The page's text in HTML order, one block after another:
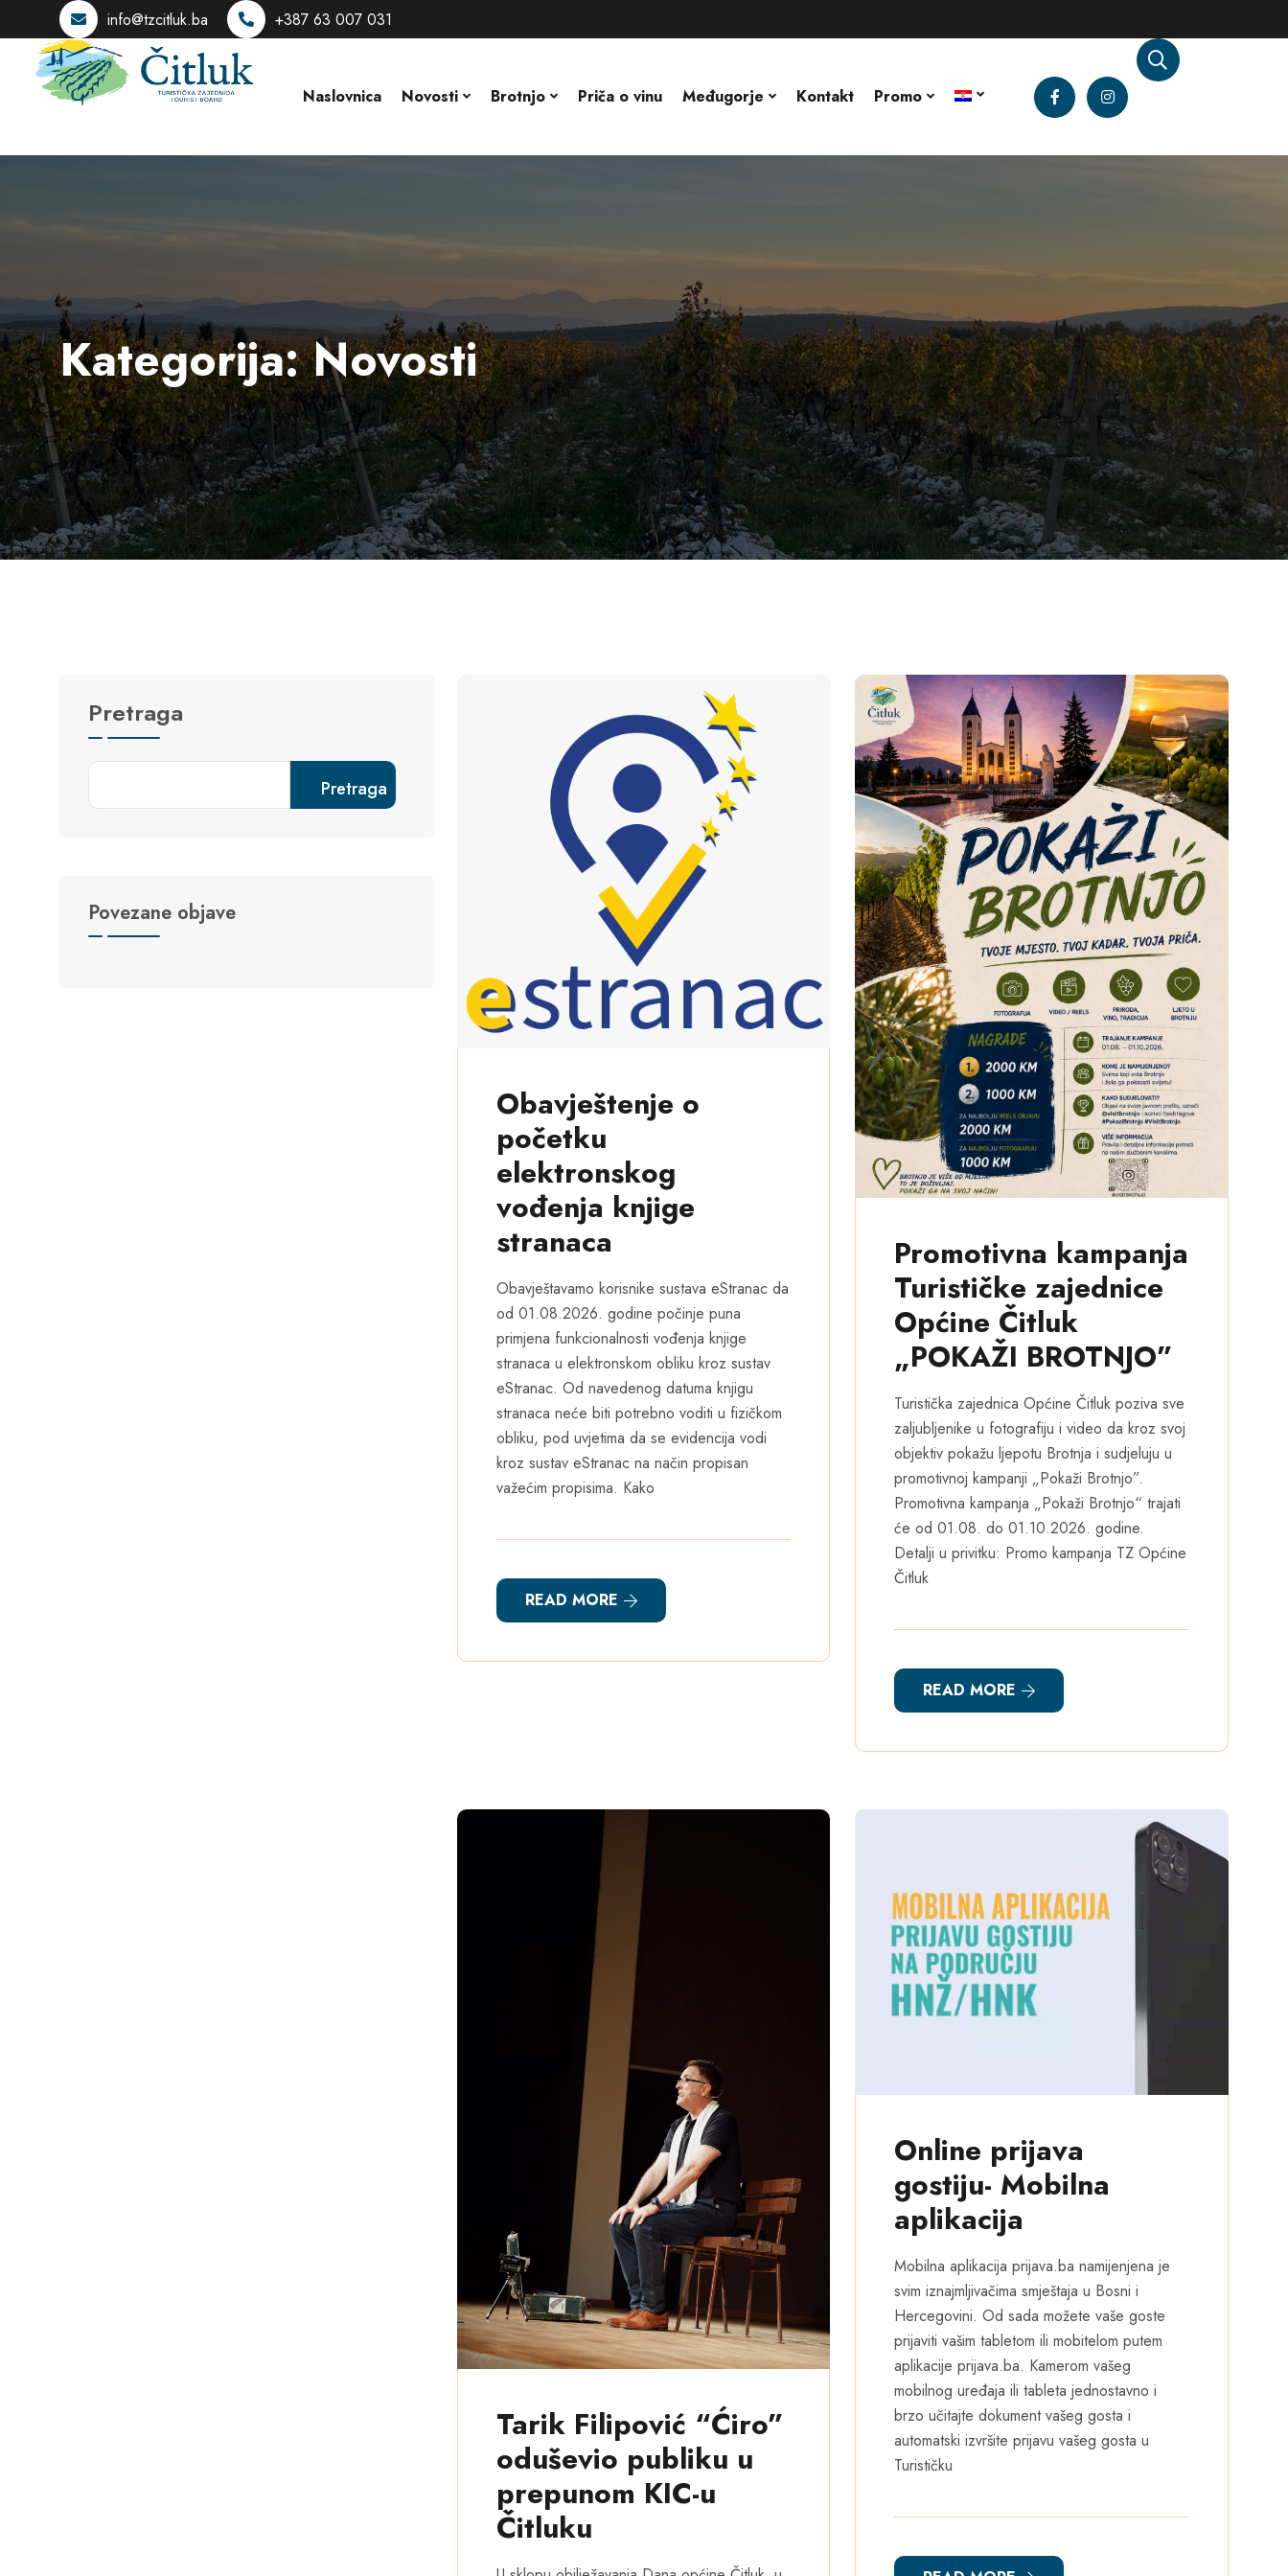
info@tzcitluk.ba +387 63 007 031
Naslovnica Novosti Brotnjo Priča o vinu Međugorje Kontakt Promo
Kategorija:Novosti
Obavještenje o
početku
elektronskog
vođenja knjige
stranaca
Obavještavamo korisnike sustava eStranac da
od 01.08.2026. godine počinje puna
primjena funkcionalnosti vođenja knjige
stranaca u elektronskom obliku kroz sustav
eStranac. Od navedenog datuma knjigu
stranaca neće biti potrebno voditi u fizičkom
obliku, pod uvjetima da se evidencija vodi
kroz sustav eStranac na način propisan
važećim propisima. Kako
READ MORE
Promotivna kampanja
Turističke zajednice
Općine Čitluk
„POKAŽI BROTNJO”
Turistička zajednica Općine Čitluk poziva sve
zaljubljenike u fotografiju i video da kroz svoj
objektiv pokažu ljepotu Brotnja i sudjeluju u
promotivnoj kampanji „Pokaži Brotnjo”.
Promotivna kampanja „Pokaži Brotnjo“ trajati
će od 01.08. do 01.10.2026. godine.
Detalji u privitku: Promo kampanja TZ Općine
Čitluk
READ MORE
Tarik Filipović “Ćiro”
oduševio publiku u
prepunom KIC-u
Čitluku
Online prijava
gostiju- Mobilna
aplikacija
Mobilna aplikacija prijava.ba namijenjena je
svim iznajmljivačima smještaja u Bosni i
Hercegovini. Od sada možete vaše goste
prijaviti vašim tabletom ili mobitelom putem
aplikacije prijava.ba. Kamerom vašeg
mobilnog uređaja ili tableta jednostavno i
brzo učitajte dokument vašeg gosta i
automatski izvršite prijavu vašeg gosta u
Turističku
Pretraga
Pretraga
Povezane objave